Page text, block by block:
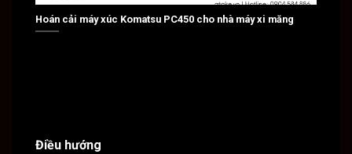
Điều hướng
Hoán cải máy xúc Komatsu PC450 cho nhà máy xi măng